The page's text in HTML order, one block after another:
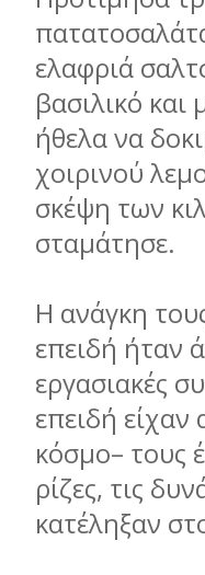
ελαφριά
βασιλικό και
ήθελα να
χοιρινού
σκέψη των
σταµάτησε.
Η ανάγκη
επειδή ήταν
εργασιακές
επειδή
κόσµο– τους
ρίζες, τις
κατέληξαν